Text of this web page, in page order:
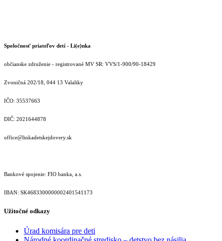
Spoločnosť priateľov detí - Li(e)nka
občianske združenie - registrované MV SR: VVS/1-900/90-18429
Zvoničná 202/18, 044 13 Valaliky
IČO: 35537663
DIČ: 2021644878
office@linkadetskejdovery.sk
Bankové spojenie: FIO banka, a.s.
IBAN: SK46833000000­02401541173
Užitočné odkazy
Úrad komisára pre deti